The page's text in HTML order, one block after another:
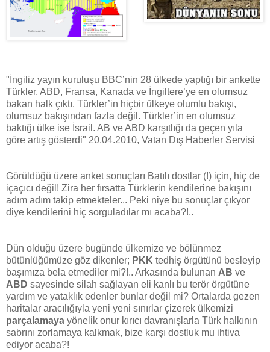
"İngiliz yayın kuruluşu BBC’nin 28 ülkede yaptığı bir ankette
Türkler, ABD, Fransa, Kanada ve İngiltere’ye en olumsuz
bakan halk çıktı. Türkler’in hiçbir ülkeye olumlu bakışı,
olumsuz bakışından fazla değil. Türkler’in en olumsuz
baktığı ülke ise İsrail. AB ve ABD karşıtlığı da geçen yıla
göre artış gösterdi" 20.04.2010, Vatan Dış Haberler Servisi
Görüldüğü üzere anket sonuçları Batılı dostlar (!) için, hiç de
içaçıcı değil! Zira her fırsatta Türklerin kendilerine bakışını
adım adım takip etmekteler... Peki niye bu sonuçlar çıkyor
diye kendilerini hiç sorguladılar mı acaba?!..
Dün olduğu üzere bugünde ülkemize ve bölünmez
bütünlüğümüze göz dikenler; PKK tedhiş örgütünü besleyip
başımıza bela etmediler mi?!.. Arkasında bulunan AB ve
ABD sayesinde silah sağlayan eli kanlı bu terör örgütüne
yardım ve yataklık edenler bunlar değil mi? Ortalarda gezen
haritalar aracılığıyla yeni yeni sınırlar çizerek ülkemizi
parçalamaya yönelik onur kırıcı davranışlarla Türk halkının
sabrını zorlamaya kalkmak, bize karşı dostluk mu ihtiva
ediyor acaba?!